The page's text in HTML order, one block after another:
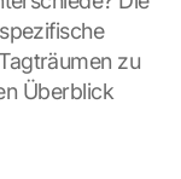
zu
Überblick